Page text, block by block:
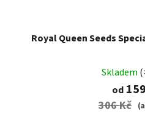
Royal Queen Seeds
Skladem
od
306 Kč